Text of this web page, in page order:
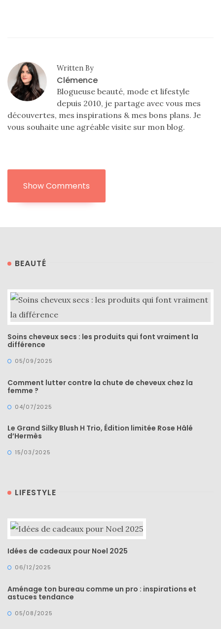
Written By
Clémence
Blogueuse beauté, mode et lifestyle
depuis 2010, je partage avec vous mes
découvertes, mes inspirations & mes bons plans. Je
vous souhaite une agréable visite sur mon blog.
Show Comments
BEAUTÉ
Soins cheveux secs : les produits qui font vraiment la
différence
05/09/2025
Comment lutter contre la chute de cheveux chez la
femme ?
04/07/2025
Le Grand Silky Blush H Trio, Édition limitée Rose Hâlé
d’Hermès
15/03/2025
LIFESTYLE
Idées de cadeaux pour Noel 2025
06/12/2025
Aménage ton bureau comme un pro : inspirations et
astuces tendance
05/08/2025